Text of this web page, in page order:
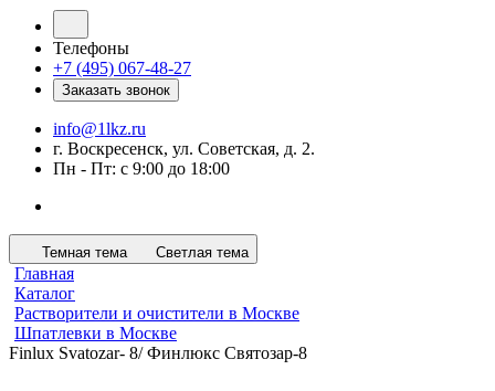
Телефоны
+7 (495) 067-48-27
Заказать звонок
info@1lkz.ru
г. Воскресенск, ул. Советская, д. 2.
Пн - Пт: с 9:00 до 18:00
Темная тема Светлая тема
Главная
Каталог
Растворители и очистители в Москве
Шпатлевки в Москве
Finlux Svatozar- 8/ Финлюкс Святозар-8